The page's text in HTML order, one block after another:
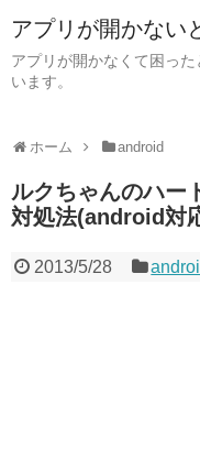
アプリが開かない
アプリが開かなくて困っ
います。
ホーム android
ルクちゃんのハー
対処法(android対
2013/5/28